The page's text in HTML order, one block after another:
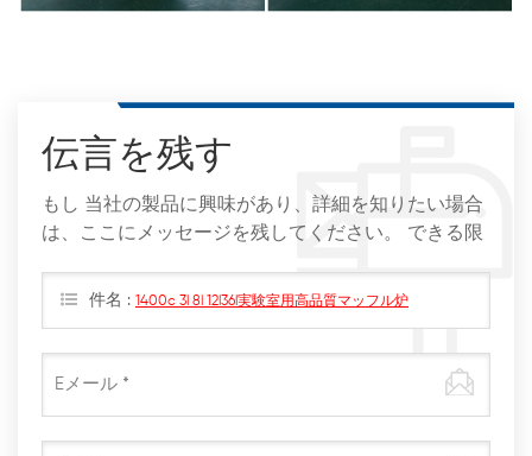
伝言を残す
もし 当社の製品に興味があり、詳細を知りたい場合
は、ここにメッセージを残してください。 できる限
件名 : 1400c 3l 8l 12l36l実験室用高品質マッフル炉